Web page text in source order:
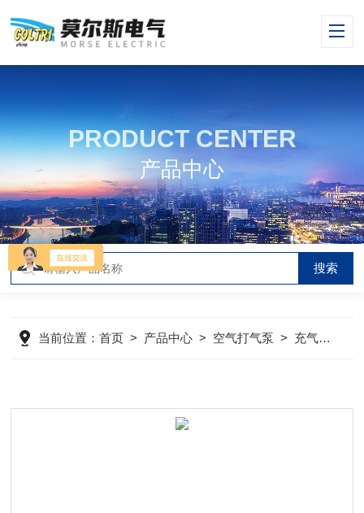
PRODUCT CENTER
产品中心
当前位置：首页 > 产品中心 > 空气打气泵 > 充气泵